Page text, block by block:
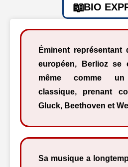
BIO
Éminent représentant
européen, Berlioz se
même comme un
classique, prenant
Gluck, Beethoven et
Sa musique a